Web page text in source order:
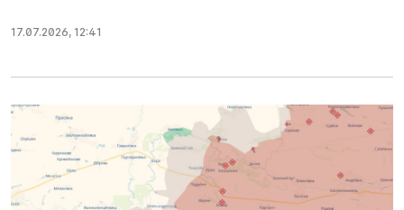
17.07.2026, 12:41